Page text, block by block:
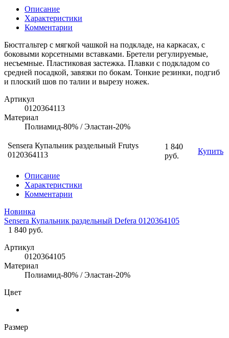
Описание
Характеристики
Комментарии
Бюстгальтер с мягкой чашкой на подкладе, на каркасах, с
боковыми корсетными вставками. Бретели регулируемые,
несъемные. Пластиковая застежка. Плавки с подкладом со
средней посадкой, завязки по бокам. Тонкие резинки, подгиб
и плоский шов по талии и вырезу ножек.
Артикул
0120364113
Материал
Полиамид-80% / Эластан-20%
Sensera Купальник раздельный Frutys
0120364113
1 840
руб.
Купить
Описание
Характеристики
Комментарии
Новинка
Sensera Купальник раздельный Defera 0120364105
1 840 руб.
Артикул
0120364105
Материал
Полиамид-80% / Эластан-20%
Цвет
Размер